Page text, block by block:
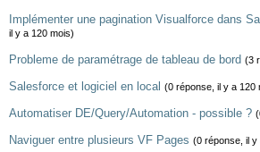
Implémenter une pagination Visualforce dans
il y a 120 mois)
Probleme de paramétrage de tableau de bord (3
Salesforce et logiciel en local (0 réponse, il y a 120
Automatiser DE/Query/Automation - possible ?
Naviguer entre plusieurs VF Pages (0 réponse, il y